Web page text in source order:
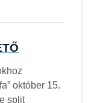
október 15.
split